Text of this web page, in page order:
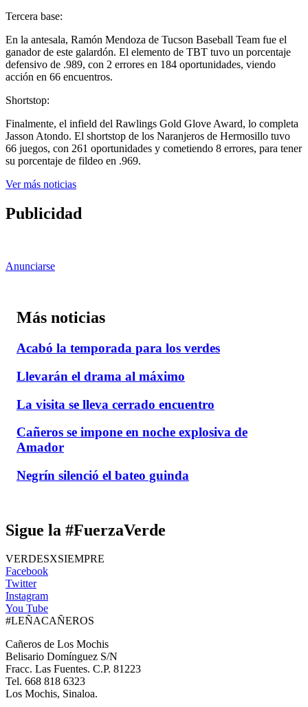
Tercera base:
En la antesala, Ramón Mendoza de Tucson Baseball Team fue el
ganador de este galardón. El elemento de TBT tuvo un porcentaje
defensivo de .989, con 2 errores en 184 oportunidades, viendo
acción en 66 encuentros.
Shortstop:
Finalmente, el infield del Rawlings Gold Glove Award, lo completa
Jasson Atondo. El shortstop de los Naranjeros de Hermosillo tuvo
66 juegos, con 261 oportunidades y cometiendo 8 errores, para tener
su porcentaje de fildeo en .969.
Ver más noticias
Publicidad
Anunciarse
Más noticias
Acabó la temporada para los verdes
Llevarán el drama al máximo
La visita se lleva cerrado encuentro
Cañeros se impone en noche explosiva de
Amador
Negrín silenció el bateo guinda
Sigue la #FuerzaVerde
VERDESXSIEMPRE
Facebook
Twitter
Instagram
You Tube
#LEÑACAÑEROS
Cañeros de Los Mochis
Belisario Domínguez S/N
Fracc. Las Fuentes. C.P. 81223
Tel. 668 818 6323
Los Mochis, Sinaloa.